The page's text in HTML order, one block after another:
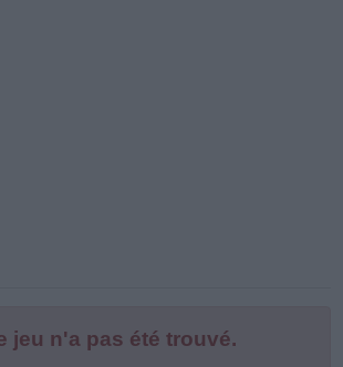
jeu n'a pas été trouvé.